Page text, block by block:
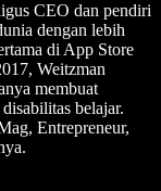
CEO dan pendiri
dengan lebih
di App Store
Weitzman
membuat
belajar.
Entrepreneur,